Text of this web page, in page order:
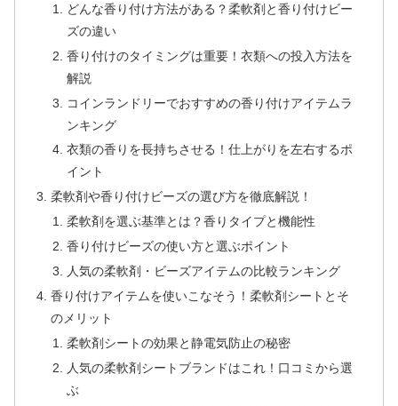
どんな香り付け方法がある？柔軟剤と香り付けビー
ズの違い
香り付けのタイミングは重要！衣類への投入方法を
解説
コインランドリーでおすすめの香り付けアイテムラ
ンキング
衣類の香りを長持ちさせる！仕上がりを左右するポ
イント
柔軟剤や香り付けビーズの選び方を徹底解説！
柔軟剤を選ぶ基準とは？香りタイプと機能性
香り付けビーズの使い方と選ぶポイント
人気の柔軟剤・ビーズアイテムの比較ランキング
香り付けアイテムを使いこなそう！柔軟剤シートとそ
のメリット
柔軟剤シートの効果と静電気防止の秘密
人気の柔軟剤シートブランドはこれ！口コミから選
ぶ